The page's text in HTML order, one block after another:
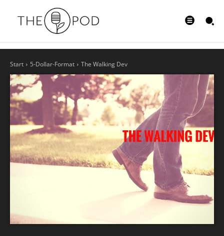
Start 5-Dollar-Format The Walking Dev